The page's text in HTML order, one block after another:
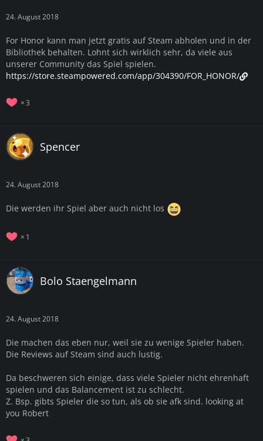
24. August 2018
For Honor kann man jetzt gratis auf Steam abholen und in der
Bibliothek behalten. Lohnt sich wirklich sehr, da viele aus
unserer Community das Spiel spielen.
https://store.steampowered.com/app/304390/FOR_HONOR/
3
Spencer
24. August 2018
Die werden ihr Spiel aber auch nicht los
1
Bolo Staengelmann
24. August 2018
Die machen das eben nur, weil sie zu wenige Spieler haben.
Die Reviews auf Steam sind auch lustig.
Da beschweren sich einige, dass viele Spieler nicht ehrenhaft
spielen und das Balancement ist zu schlecht.
Z. Bsp. gibts Spieler die so tun, als ob sie afk sind. looking at
you Robert